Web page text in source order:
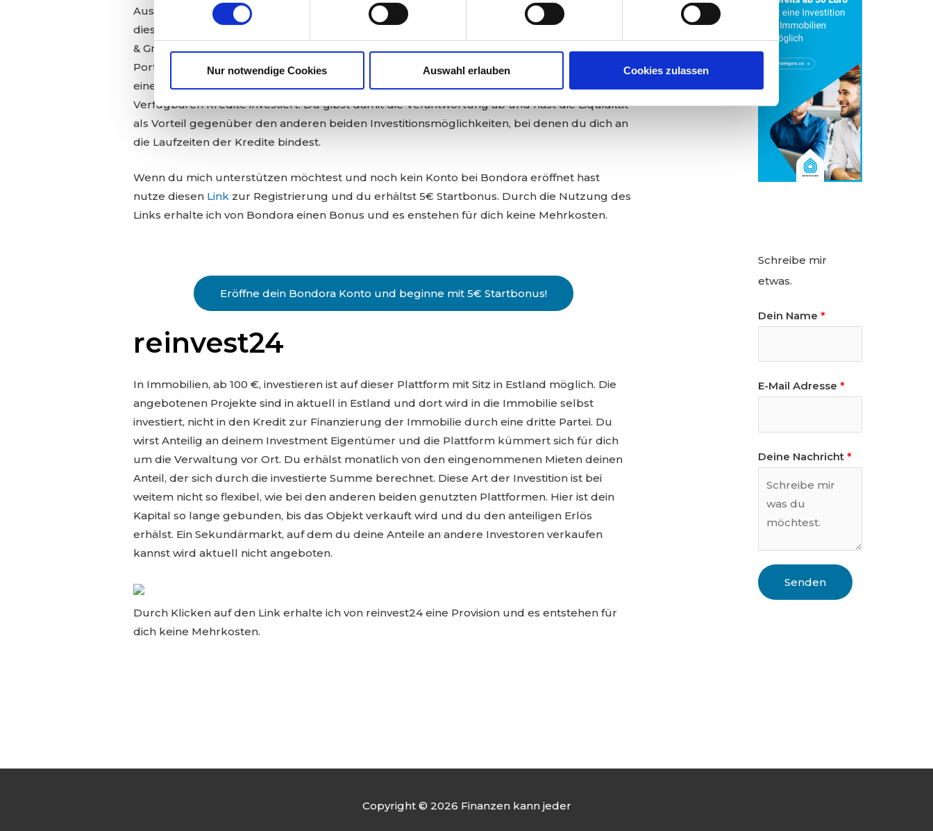
Nur notwendige Cookies Auswahl erlauben Cookies zulassen
Ausfallrate der Kredite ist mit steigender Dauer auch immer höher. Daher erhälst du auf
dieser Plattform sehr hohe Zinsen, die das Risiko widerspiegeln. Ich nutze das Angebot Go
& Grow, hier erhälst du einen Zinssatz von max. 4 % p.a. für Neukunden. Im Vergleich zum
Portfolio Manager und Portfolio Pro ist dabei der Vorteil der höheren Liquidität. Du kannst
einen monatlichen Betrag von bis zu 400 € einzahlen und dieser wird in die verschiedenen
Verfügbaren Kredite investiert. Du gibst damit die Verantwortung ab und hast die Liquidität
als Vorteil gegenüber den anderen beiden Investitionsmöglichkeiten, bei denen du dich an
die Laufzeiten der Kredite bindest.
Wenn du mich unterstützen möchtest und noch kein Konto bei Bondora eröffnet hast
nutze diesen Link zur Registrierung und du erhältst 5€ Startbonus. Durch die Nutzung des
Links erhalte ich von Bondora einen Bonus und es enstehen für dich keine Mehrkosten.
Eröffne dein Bondora Konto und beginne mit 5€ Startbonus!
reinvest24
In Immobilien, ab 100 €, investieren ist auf dieser Plattform mit Sitz in Estland möglich. Die
angebotenen Projekte sind in aktuell in Estland und dort wird in die Immobilie selbst
investiert, nicht in den Kredit zur Finanzierung der Immobilie durch eine dritte Partei. Du
wirst Anteilig an deinem Investment Eigentümer und die Plattform kümmert sich für dich
um die Verwaltung vor Ort. Du erhälst monatlich von den eingenommenen Mieten deinen
Anteil, der sich durch die investierte Summe berechnet. Diese Art der Investition ist bei
weitem nicht so flexibel, wie bei den anderen beiden genutzten Plattformen. Hier ist dein
Kapital so lange gebunden, bis das Objekt verkauft wird und du den anteiligen Erlös
erhälst. Ein Sekundärmarkt, auf dem du deine Anteile an andere Investoren verkaufen
kannst wird aktuell nicht angeboten.
Durch Klicken auf den Link erhalte ich von reinvest24 eine Provision und es entstehen für
dich keine Mehrkosten.
Schreibe mir
etwas.
Dein Name *
E-Mail Adresse *
Deine Nachricht *
Senden
Copyright © 2026 Finanzen kann jeder